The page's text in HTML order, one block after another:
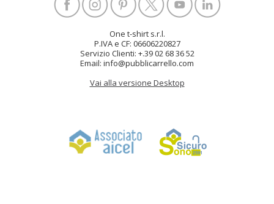
One t-shirt s.r.l.
P.IVA e CF: 06606220827
Servizio Clienti: +.39 02 68 36 52
Email: info@pubblicarrello.com
Vai alla versione Desktop